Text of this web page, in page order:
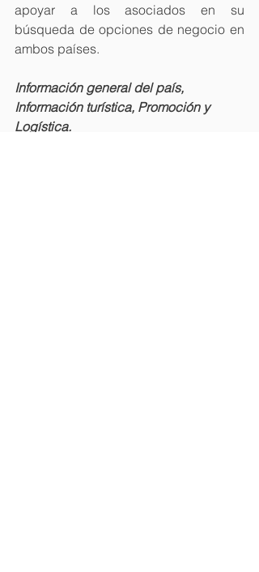
apoyar a los asociados en su
búsqueda de opciones de negocio en
ambos países.
Información general del país,
Información turística, Promoción y
Logística.